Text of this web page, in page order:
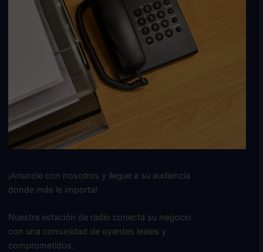
¡Anuncie con nosotros y llegue a su audiencia
donde más le importa!
Nuestra estación de radio conecta su negocio
con una comunidad de oyentes leales y
comprometidos.